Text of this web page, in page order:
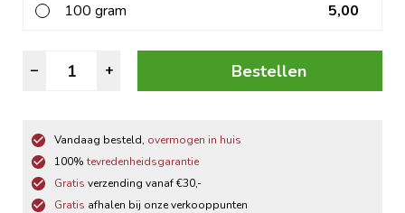
100 gram 5,00
–
Kruidenthee
Droommix
+ Bestellen
Vandaag besteld, overmogen in huis
100% tevredenheidsgarantie
Gratis verzending vanaf €30,-
Gratis afhalen bij onze verkooppunten